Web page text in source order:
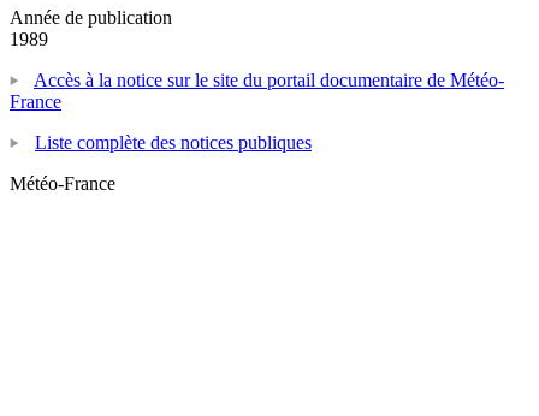
Année de publication
1989
Accès à la notice sur le site du portail documentaire de Météo-
France
Liste complète des notices publiques
Météo-France